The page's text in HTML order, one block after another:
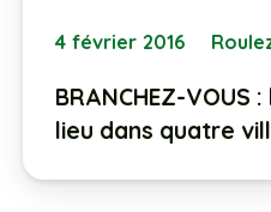
4 février 2016
BRANCHEZ-VOUS
lieu dans quatre